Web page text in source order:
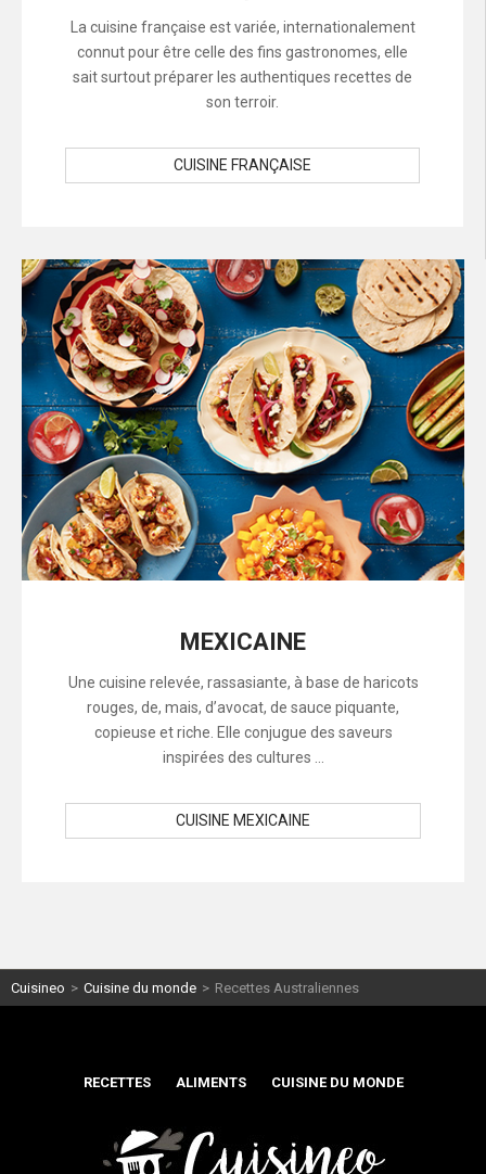
La cuisine française est variée, internationalement
connut pour être celle des fins gastronomes, elle
sait surtout préparer les authentiques recettes de
son terroir.
CUISINE FRANÇAISE
MEXICAINE
Une cuisine relevée, rassasiante, à base de haricots
rouges, de, mais, d’avocat, de sauce piquante,
copieuse et riche. Elle conjugue des saveurs
inspirées des cultures ...
CUISINE MEXICAINE
Cuisineo > Cuisine du monde > Recettes Australiennes
RECETTES ALIMENTS CUISINE DU MONDE